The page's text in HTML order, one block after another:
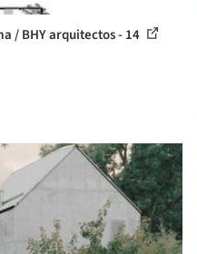
/ BHY arquitectos - 14